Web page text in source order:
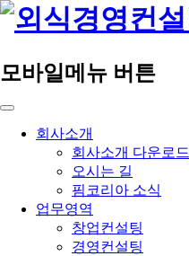
모바일메뉴 버튼
회사소개
회사소개 다운로드
오시는 길
핌코리아 소식
업무영역
창업컨설팅
경영컨설팅